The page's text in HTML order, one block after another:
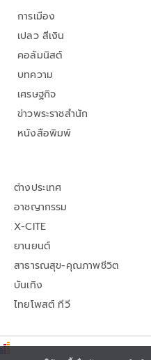
การเมือง
เปลว สีเงิน
คอลัมนิสต์
บทความ
เศรษฐกิจ
ข่าวพระราชสำนัก
หนังสือพิมพ์
ต่างประเทศ
อาชญากรรม
X-CITE
ยานยนต์
สาธารณสุข-คุณภาพชีวิต
บันเทิง
ไทยโพสต์ ทีวี